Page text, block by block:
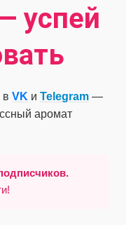
успей
в VK и Telegram —
аромат